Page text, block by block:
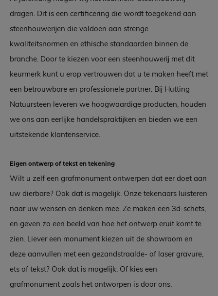
dragen. Dit is een certificering die wordt toegekend aan
steenhouwerijen die voldoen aan strenge
kwaliteitsnormen en ethische standaarden binnen de
branche. Door te kiezen voor een steenhouwerij met dit
keurmerk kunt u erop vertrouwen dat u te maken heeft met
een betrouwbare en professionele partner. Bij Hutting
Natuursteen leveren we hoogwaardige producten, houden
we ons aan eerlijke handelspraktijken en bieden we een
uitstekende klantenservice.
Eigen ontwerp of tekst en tekening
Wilt u zelf een grafmonument ontwerpen dat eer doet aan
uw dierbare? Ook dat is mogelijk. Onze tekenaars luisteren
naar uw wensen en denken mee. Ze maken een 3d-schets,
en geven zo een beeld van hoe het ontwerp eruit komt te
zien. Liever een monument kiezen uit de showroom en
deze aanvullen met een gezandstraalde- of laser gravure,
ets of tekst? Ook dat is mogelijk. Of kies een
grafmonument zoals het ontworpen is door ons.